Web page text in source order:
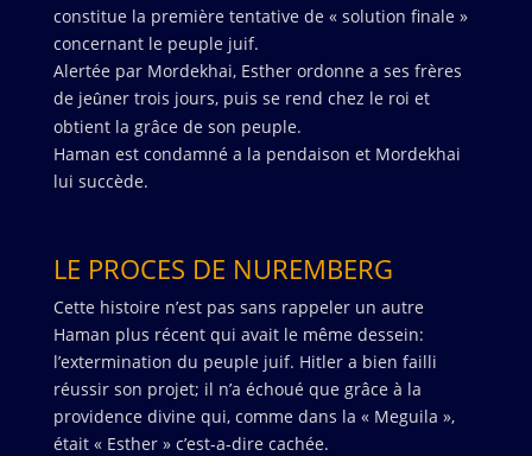
constitue la première tentative de « solution finale »
concernant le peuple juif.
Alertée par Mordekhai, Esther ordonne a ses frères
de jeûner trois jours, puis se rend chez le roi et
obtient la grâce de son peuple.
Haman est condamné a la pendaison et Mordekhai
lui succède.
LE PROCES DE NUREMBERG
Cette histoire n’est pas sans rappeler un autre
Haman plus récent qui avait le même dessein:
l’extermination du peuple juif. Hitler a bien failli
réussir son projet; il n’a échoué que grâce à la
providence divine qui, comme dans la « Meguila »,
était « Esther » c’est-a-dire cachée.